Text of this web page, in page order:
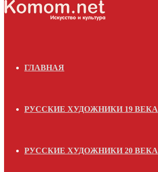
ГЛАВНАЯ
РУССКИЕ ХУДОЖНИКИ 19 ВЕКА
РУССКИЕ ХУДОЖНИКИ 20 ВЕКА